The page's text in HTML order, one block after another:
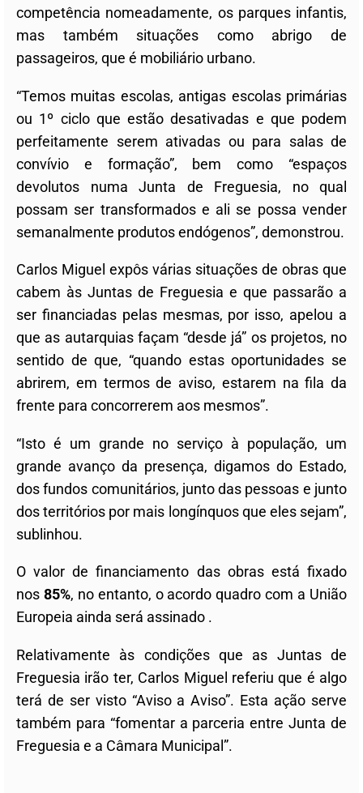
competência nomeadamente, os parques infantis,
mas também situações como abrigo de
passageiros, que é mobiliário urbano.
“Temos muitas escolas, antigas escolas primárias
ou 1º ciclo que estão desativadas e que podem
perfeitamente serem ativadas ou para salas de
convívio e formação”, bem como “espaços
devolutos numa Junta de Freguesia, no qual
possam ser transformados e ali se possa vender
semanalmente produtos endógenos”, demonstrou.
Carlos Miguel expôs várias situações de obras que
cabem às Juntas de Freguesia e que passarão a
ser financiadas pelas mesmas, por isso, apelou a
que as autarquias façam “desde já” os projetos, no
sentido de que, “quando estas oportunidades se
abrirem, em termos de aviso, estarem na fila da
frente para concorrerem aos mesmos”.
“Isto é um grande no serviço à população, um
grande avanço da presença, digamos do Estado,
dos fundos comunitários, junto das pessoas e junto
dos territórios por mais longínquos que eles sejam”,
sublinhou.
O valor de financiamento das obras está fixado
nos 85%, no entanto, o acordo quadro com a União
Europeia ainda será assinado .
Relativamente às condições que as Juntas de
Freguesia irão ter, Carlos Miguel referiu que é algo
terá de ser visto “Aviso a Aviso”. Esta ação serve
também para “fomentar a parceria entre Junta de
Freguesia e a Câmara Municipal”.